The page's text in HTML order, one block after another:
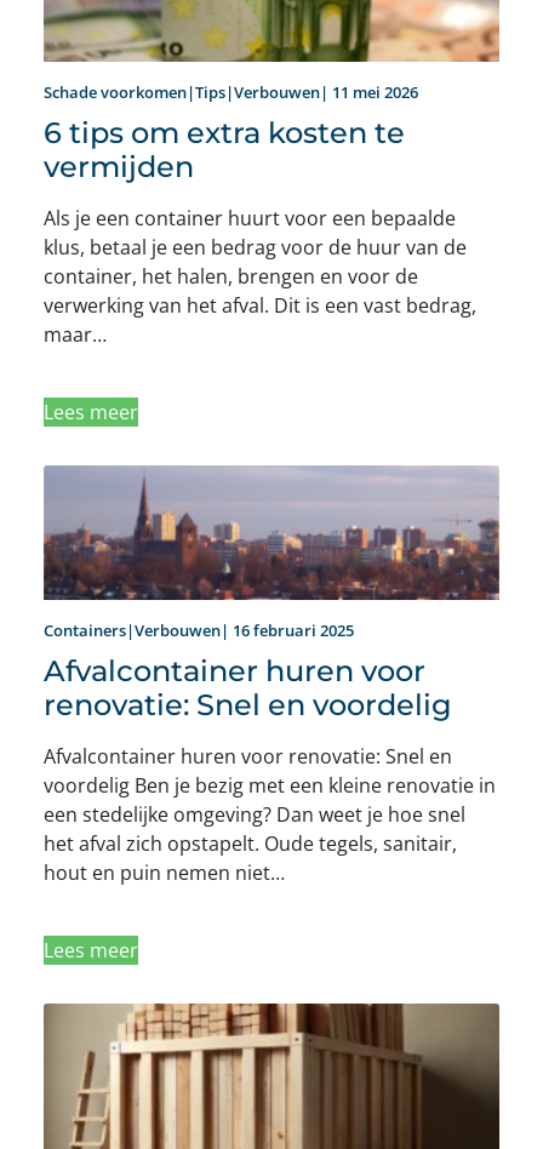
Schade voorkomen|Tips|Verbouwen| 11 mei 2026
6 tips om extra kosten te
vermijden
Als je een container huurt voor een bepaalde
klus, betaal je een bedrag voor de huur van de
container, het halen, brengen en voor de
verwerking van het afval. Dit is een vast bedrag,
maar…
Lees meer
Containers|Verbouwen| 16 februari 2025
Afvalcontainer huren voor
renovatie: Snel en voordelig
Afvalcontainer huren voor renovatie: Snel en
voordelig Ben je bezig met een kleine renovatie in
een stedelijke omgeving? Dan weet je hoe snel
het afval zich opstapelt. Oude tegels, sanitair,
hout en puin nemen niet…
Lees meer